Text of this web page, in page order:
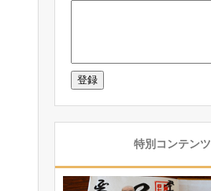
特別コンテンツ